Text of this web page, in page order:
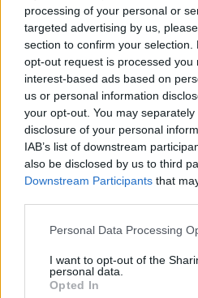
processing of your personal or
targeted advertising by us,
section to confirm your
opt-out request is processed you
interest-based ads based on
us or personal information
your opt-out. You may
disclosure of your personal
IAB’s list of downstream
also be disclosed by us to third
Downstream Participants that
Personal Data Processing
I want to opt-out of the
personal data.
Opted In
zadanie. Maryja jako Królowa
światłem dla dzisiejszego
Drogi Czytelniku,
cieszymy się, że
tu dla Ciebie!
Jednak bez Twojej pomocy
zadaniu będzie coraz
Dlatego prosimy Cię o